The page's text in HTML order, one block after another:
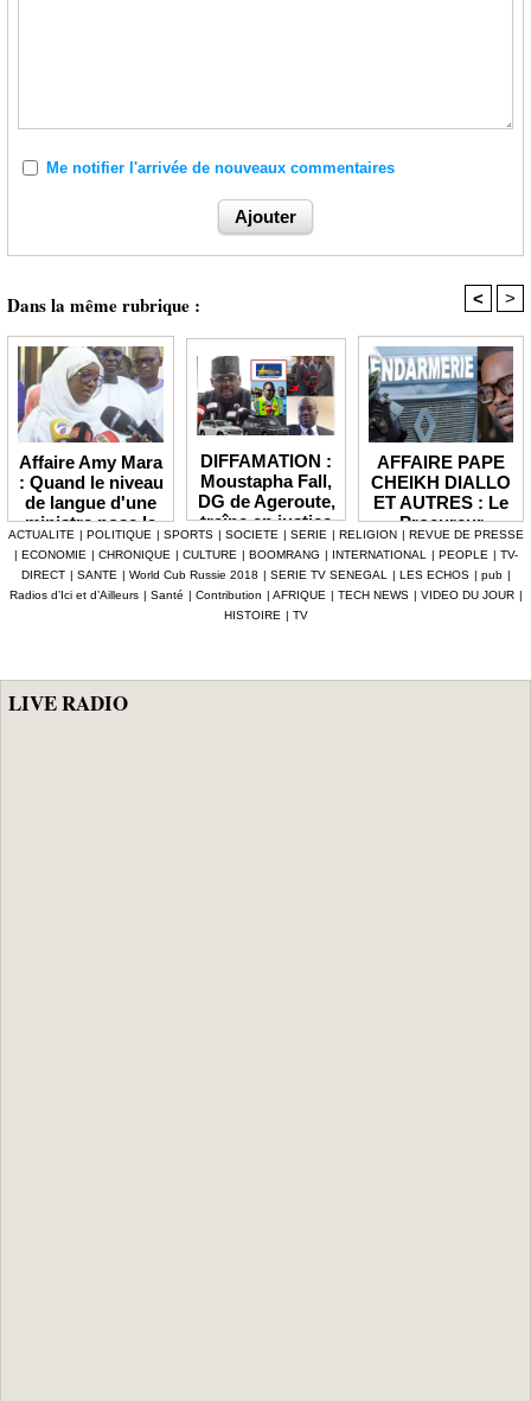
Me notifier l'arrivée de nouveaux commentaires
Dans la même rubrique : < >
Affaire Amy Mara
: Quand le niveau
de langue d'une
ministre pose la
question de la
compétence et de
la crédibilité de
l'État
DIFFAMATION :
Moustapha Fall,
DG de Ageroute,
traîne en justice
l’ex DRH Cheikh
Amet Tidiane
Thiam
AFFAIRE PAPE
CHEIKH DIALLO
ET AUTRES : Le
Procureur
interjette appel et
maintient en
prison ceux qui
ont été placés
ACTUALITE | POLITIQUE | SPORTS | SOCIETE | SERIE | RELIGION | REVUE DE PRESSE
| ECONOMIE | CHRONIQUE | CULTURE | BOOMRANG | INTERNATIONAL | PEOPLE | TV-
DIRECT | SANTE | World Cub Russie 2018 | SERIE TV SENEGAL | LES ECHOS | pub |
Radios d’Ici et d’Ailleurs | Santé | Contribution | AFRIQUE | TECH NEWS | VIDEO DU JOUR |
HISTOIRE | TV
LIVE RADIO